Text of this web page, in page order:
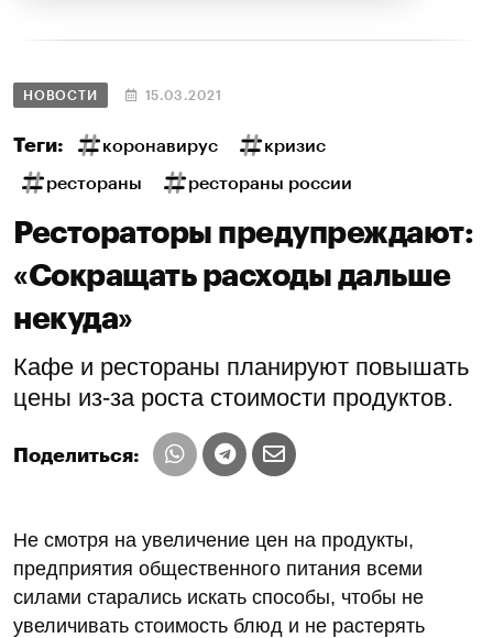
НОВОСТИ 15.03.2021
Теги: коронавирус кризис
рестораны рестораны россии
Рестораторы предупреждают:
«Сокращать расходы дальше
некуда»
Кафе и рестораны планируют повышать
цены из-за роста стоимости продуктов.
Поделиться:
Не смотря на увеличение цен на продукты,
предприятия общественного питания всеми
силами старались искать способы, чтобы не
увеличивать стоимость блюд и не растерять